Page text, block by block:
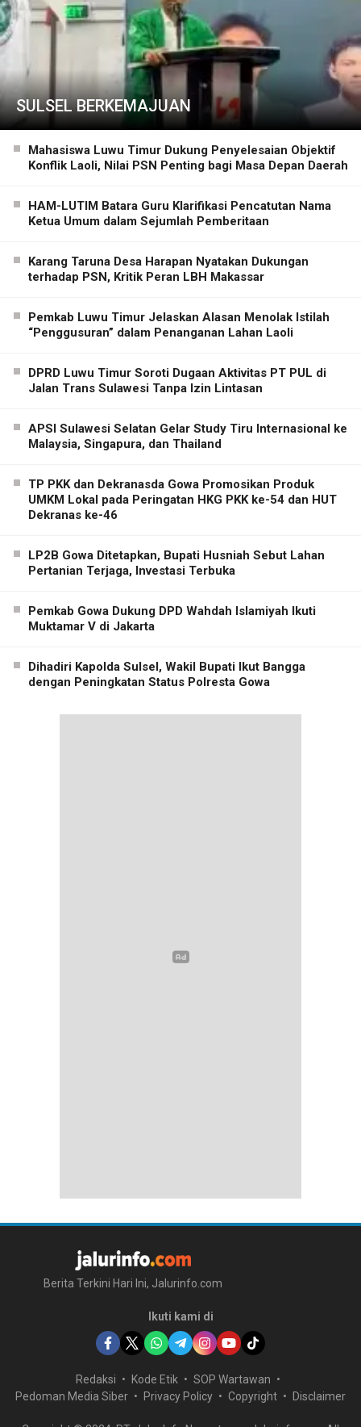
SULSEL BERKEMAJUAN
Mahasiswa Luwu Timur Dukung Penyelesaian Objektif
Konflik Laoli, Nilai PSN Penting bagi Masa Depan Daerah
HAM-LUTIM Batara Guru Klarifikasi Pencatutan Nama
Ketua Umum dalam Sejumlah Pemberitaan
Karang Taruna Desa Harapan Nyatakan Dukungan
terhadap PSN, Kritik Peran LBH Makassar
Pemkab Luwu Timur Jelaskan Alasan Menolak Istilah
“Penggusuran” dalam Penanganan Lahan Laoli
DPRD Luwu Timur Soroti Dugaan Aktivitas PT PUL di
Jalan Trans Sulawesi Tanpa Izin Lintasan
APSI Sulawesi Selatan Gelar Study Tiru Internasional ke
Malaysia, Singapura, dan Thailand
TP PKK dan Dekranasda Gowa Promosikan Produk
UMKM Lokal pada Peringatan HKG PKK ke-54 dan HUT
Dekranas ke-46
LP2B Gowa Ditetapkan, Bupati Husniah Sebut Lahan
Pertanian Terjaga, Investasi Terbuka
Pemkab Gowa Dukung DPD Wahdah Islamiyah Ikuti
Muktamar V di Jakarta
Dihadiri Kapolda Sulsel, Wakil Bupati Ikut Bangga
dengan Peningkatan Status Polresta Gowa
Berita Terkini Hari Ini, Jalurinfo.com
Ikuti kami di
Redaksi Kode Etik
SOP Wartawan
Pedoman Media Siber
Privacy Policy Copyright Disclaimer